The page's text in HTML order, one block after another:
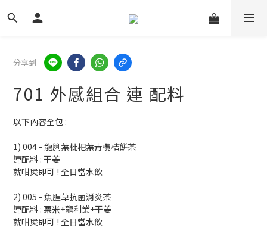
分享到
701 外感組合 連 配料
以下內容全包 :
1) 004 - 龍脷葉枇杷葉青欖桔餅茶
連配料 : 干姜
就咁煲即可 ! 全日當水飲
2) 005 - 魚腥草抗菌消炎茶
連配料 : 栗米+龍利業+干姜
就咁煲即可 ! 全日當水飲